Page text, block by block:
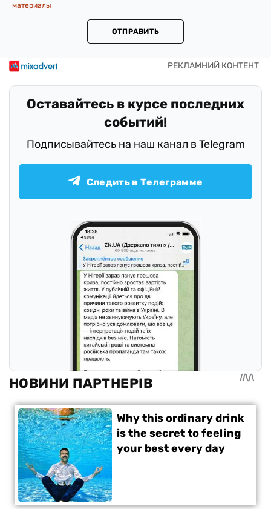
материалы
ОТПРАВИТЬ
Оставайтесь в курсе последних
событий!
Подписывайтесь на наш канал в Telegram
Следить в Телеграмме